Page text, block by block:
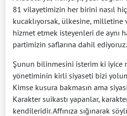
81 vilayetimizin her birini nasıl
kucaklıyorsak, ülkesine, milletine
hizmet etmek isteyenleri de aynı
partimizin saflarına dahil ediyoruz.
Şunun bilinmesini isterim ki iyice
yönetiminin kirli siyaseti bizi
Kimse kusura bakmasın ama
Karakter suikastı yapanlar,
kendileridir. Affınıza sığınarak